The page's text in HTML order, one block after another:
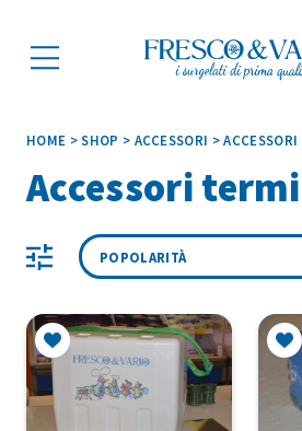
HOME >SHOP > ACCESSORI >
Accessori